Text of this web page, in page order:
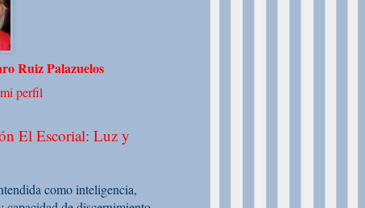
Ruiz Palazuelos
perfil
El Escorial: Luz y
como inteligencia,